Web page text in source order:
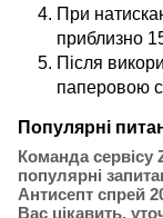
При
приблизно
Після
паперовою
Популярні
Команда сервісу
популярні
Антисепт спрей
Вас цікавить,